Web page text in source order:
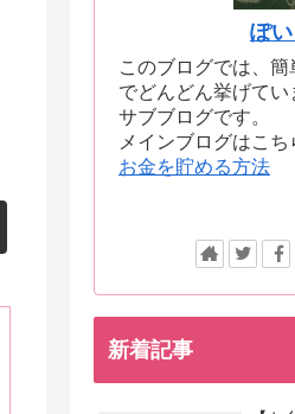
ぽ
このブログでは、
でどんどん挙げてい
サブブログです。
メインブログはこち
お金を貯める方法
新着記事